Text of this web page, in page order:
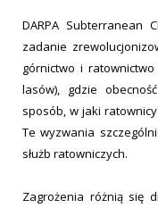
DARPA Subterranean
zadanie
górnictwo i
lasów), gdzie
sposób, w jaki
Te wyzwania
służb ratowniczych.
Zagrożenia różnią się